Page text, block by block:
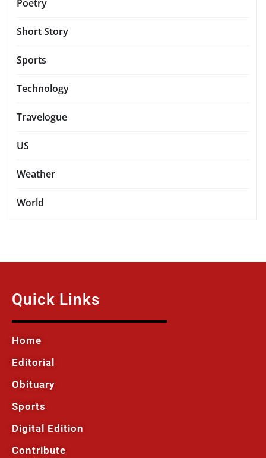
Poetry
Short Story
Sports
Technology
Travelogue
US
Weather
World
Quick Links
Home
Editorial
Obituary
Sports
Digital Edition
Contribute